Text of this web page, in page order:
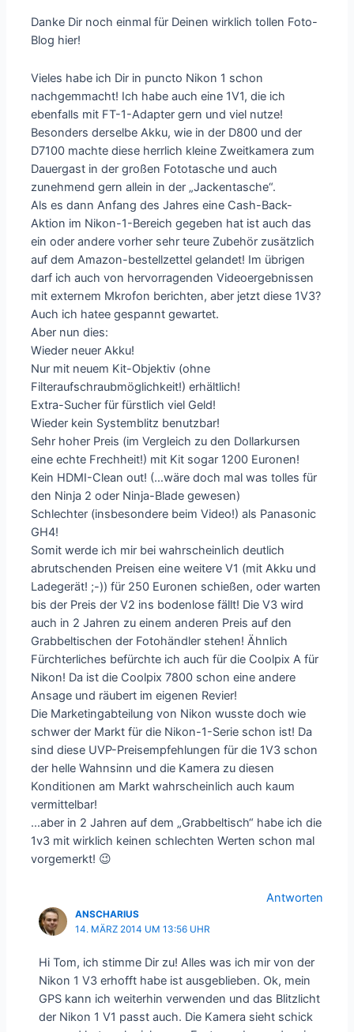
Danke Dir noch einmal für Deinen wirklich tollen Foto-
Blog hier!
Vieles habe ich Dir in puncto Nikon 1 schon
nachgemmacht! Ich habe auch eine 1V1, die ich
ebenfalls mit FT-1-Adapter gern und viel nutze!
Besonders derselbe Akku, wie in der D800 und der
D7100 machte diese herrlich kleine Zweitkamera zum
Dauergast in der großen Fototasche und auch
zunehmend gern allein in der „Jackentasche“.
Als es dann Anfang des Jahres eine Cash-Back-
Aktion im Nikon-1-Bereich gegeben hat ist auch das
ein oder andere vorher sehr teure Zubehör zusätzlich
auf dem Amazon-bestellzettel gelandet! Im übrigen
darf ich auch von hervorragenden Videoergebnissen
mit externem Mkrofon berichten, aber jetzt diese 1V3?
Auch ich hatee gespannt gewartet.
Aber nun dies:
Wieder neuer Akku!
Nur mit neuem Kit-Objektiv (ohne
Filteraufschraubmöglichkeit!) erhältlich!
Extra-Sucher für fürstlich viel Geld!
Wieder kein Systemblitz benutzbar!
Sehr hoher Preis (im Vergleich zu den Dollarkursen
eine echte Frechheit!) mit Kit sogar 1200 Euronen!
Kein HDMI-Clean out! (…wäre doch mal was tolles für
den Ninja 2 oder Ninja-Blade gewesen)
Schlechter (insbesondere beim Video!) als Panasonic
GH4!
Somit werde ich mir bei wahrscheinlich deutlich
abrutschenden Preisen eine weitere V1 (mit Akku und
Ladegerät! ;-)) für 250 Euronen schießen, oder warten
bis der Preis der V2 ins bodenlose fällt! Die V3 wird
auch in 2 Jahren zu einem anderen Preis auf den
Grabbeltischen der Fotohändler stehen! Ähnlich
Fürchterliches befürchte ich auch für die Coolpix A für
Nikon! Da ist die Coolpix 7800 schon eine andere
Ansage und räubert im eigenen Revier!
Die Marketingabteilung von Nikon wusste doch wie
schwer der Markt für die Nikon-1-Serie schon ist! Da
sind diese UVP-Preisempfehlungen für die 1V3 schon
der helle Wahnsinn und die Kamera zu diesen
Konditionen am Markt wahrscheinlich auch kaum
vermittelbar!
…aber in 2 Jahren auf dem „Grabbeltisch“ habe ich die
1v3 mit wirklich keinen schlechten Werten schon mal
vorgemerkt! 😉
Antworten
ANSCHARIUS
14. MÄRZ 2014 UM 13:56 UHR
Hi Tom, ich stimme Dir zu! Alles was ich mir von der
Nikon 1 V3 erhofft habe ist ausgeblieben. Ok, mein
GPS kann ich weiterhin verwenden und das Blitzlicht
der Nikon 1 V1 passt auch. Die Kamera sieht schick